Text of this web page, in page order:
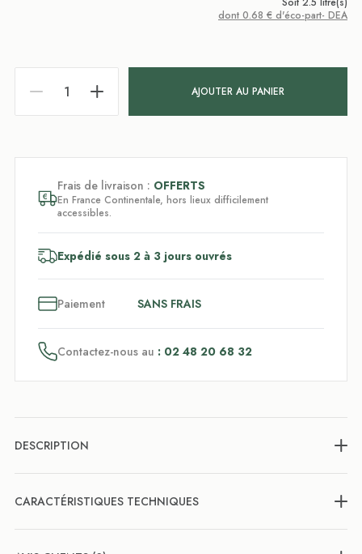
dont 0.68 € d'éco-part- DEA
AJOUTER AU PANIER
Frais de livraison : OFFERTS
En France Continentale, hors lieux difficilement
accessibles.
Expédié sous 2 à 3 jours ouvrés
Paiement SANS FRAIS
Contactez-nous au : 02 48 20 68 32
DESCRIPTION
CARACTÉRISTIQUES TECHNIQUES